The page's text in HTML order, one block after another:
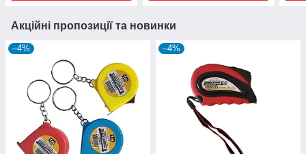
Акційні пропозиції та новинки
–4% –4%